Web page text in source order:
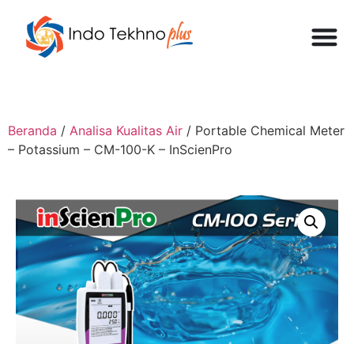
Beranda / Analisa Kualitas Air / Portable Chemical Meter
– Potassium – CM-100-K – InScienPro